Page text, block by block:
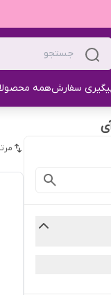
سفارشهمه